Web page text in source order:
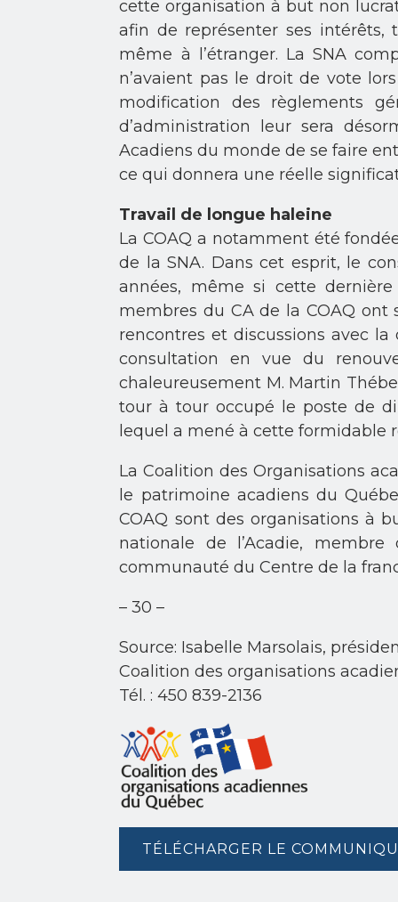
cette organisation à but non
afin de représenter ses intérêts,
même à l’étranger. La SNA
n’avaient pas le droit de vote
modification des règlements
d’administration leur sera
Acadiens du monde de se faire
ce qui donnera une réelle
Travail de longue haleine
La COAQ a notamment été
de la SNA. Dans cet esprit, le
années, même si cette
membres du CA de la COAQ
rencontres et discussions avec
consultation en vue du
chaleureusement M. Martin
tour à tour occupé le poste de
lequel a mené à cette formidable
La Coalition des Organisations
le patrimoine acadiens du
COAQ sont des organisations à
nationale de l’Acadie,
communauté du Centre de la
– 30 –
Source: Isabelle Marsolais,
Coalition des organisations
Tél. : 450 839-2136
TÉLÉCHARGER LE